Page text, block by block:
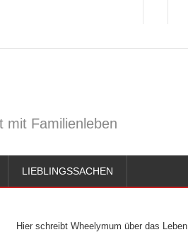
mit Familienleben
LIEBLINGSSACHEN
Hier schreibt Wheelymum über das Leben